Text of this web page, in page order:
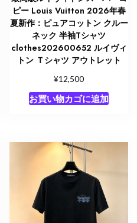
ピー Louis Vuitton 2026年春
夏新作：ピュアコットン クルー
ネック 半袖Tシャツ
clothes202600652 ルイヴィ
トン Ｔシャツ アウトレット
¥12,500
お買い物カゴに追加